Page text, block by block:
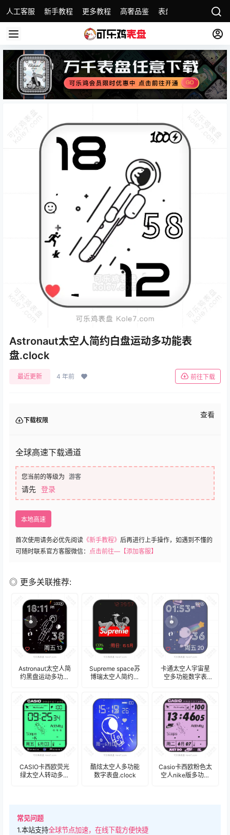
人工客服 新手教程 更多教程 高奢品鉴 表盘精选 名表故事
Astronaut太空人简约白盘运动多功能表
盘.clock
最近更新 4 年前 前往下载
下载权限
查看
全球高速下载通道
您当前的等级为 游客
请先 登录
本地高速
首次使用请务必优先阅读 《新手教程》 后再进行上手操作，如遇到不懂的
可随时联系官方客服微信： 点击前往—【添加客服】
◎ 更多关联推荐:
Astronaut太空人简
约黑盘运动多功能
Supreme space苏
博瑞太空人简约黑
卡通太空人宇宙星
空多功能数字表
CASIO卡西欧荧光
绿太空人转动多功
酷炫太空人多功能
数字表盘.clock
Casio卡西欧粉色太
空人nike版多功能
常见问题
1.本站支持全球节点加速，在线下载方便快捷